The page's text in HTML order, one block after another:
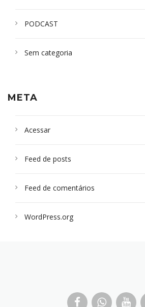
PODCAST
Sem categoria
META
Acessar
Feed de posts
Feed de comentários
WordPress.org